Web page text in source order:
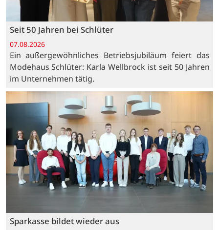
Seit 50 Jahren bei Schlüter
07.08.2026
Ein außergewöhnliches Betriebsjubiläum feiert das
Modehaus Schlüter: Karla Wellbrock ist seit 50 Jahren
im Unternehmen tätig.
Sparkasse bildet wieder aus